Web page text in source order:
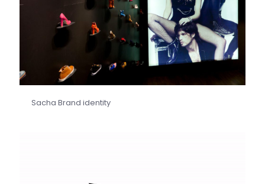
Sacha Brand identity